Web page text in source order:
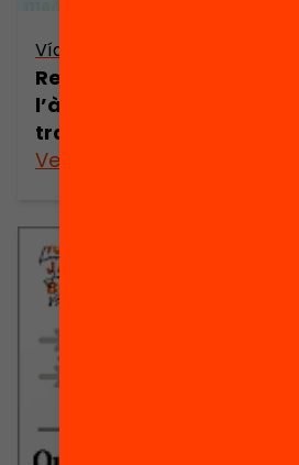
Vídeo
Resum: Orientació i
l’àmbit educatiu: com
trajectòries d’èxit de
Veure’n més